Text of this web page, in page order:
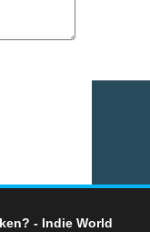
- Indie World